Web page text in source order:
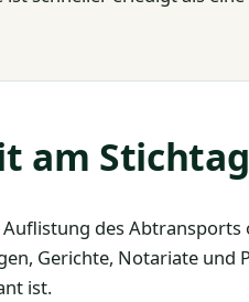
am
Auflistung des
Gerichte, Notariate und
ist.